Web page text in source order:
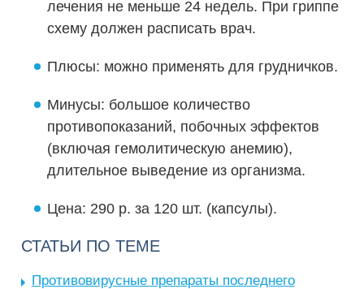
лечения не меньше 24 недель. При гриппе
схему должен расписать врач.
Плюсы: можно применять для грудничков.
Минусы: большое количество
противопоказаний, побочных эффектов
(включая гемолитическую анемию),
длительное выведение из организма.
Цена: 290 р. за 120 шт. (капсулы).
СТАТЬИ ПО ТЕМЕ
Противовирусные препараты последнего